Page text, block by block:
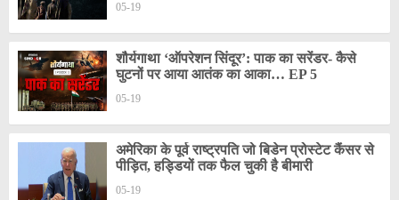
05-19
शौर्यगाथा ‘ऑपरेशन सिंदूर’: पाक का सरेंडर- कैसे
घुटनों पर आया आतंक का आका… EP 5
05-19
अमेरिका के पूर्व राष्ट्रपति जो बिडेन प्रोस्टेट कैंसर से
पीड़ित, हड्डियों तक फैल चुकी है बीमारी
05-19